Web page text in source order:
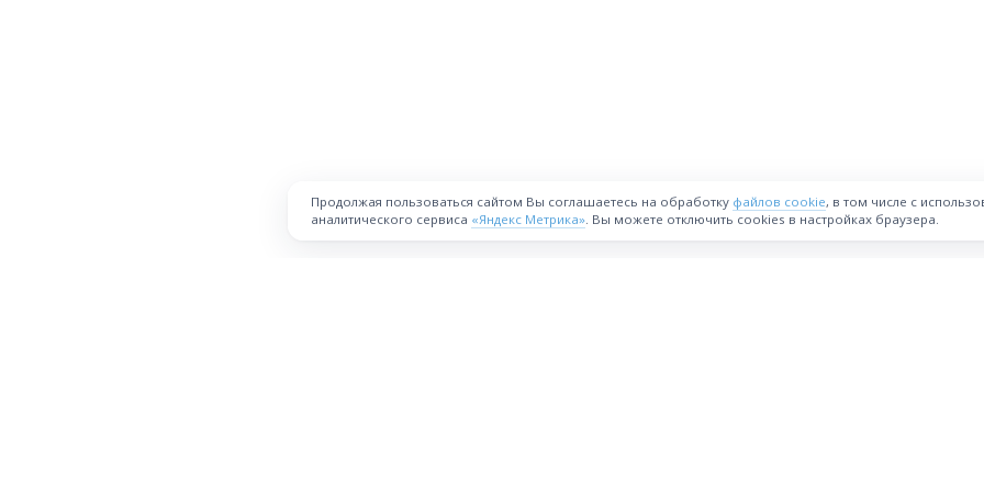
Продолжая пользоваться сайтом Вы соглашаетесь на обработку файлов cookie, в том числе с
аналитического сервиса «Яндекс Метрика». Вы можете отключить cookies в настройках браузера.